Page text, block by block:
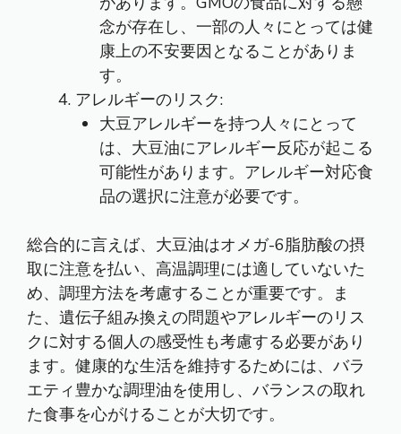
念が存在し、一部の人々にとっては健
康上の不安要因となることがありま
す。
アレルギーのリスク:
大豆アレルギーを持つ人々にとって
は、大豆油にアレルギー反応が起こる
可能性があります。アレルギー対応食
品の選択に注意が必要です。
総合的に言えば、大豆油はオメガ-6脂肪酸の摂
取に注意を払い、高温調理には適していないた
め、調理方法を考慮することが重要です。ま
た、遺伝子組み換えの問題やアレルギーのリス
クに対する個人の感受性も考慮する必要があり
ます。健康的な生活を維持するためには、バラ
エティ豊かな調理油を使用し、バランスの取れ
た食事を心がけることが大切です。